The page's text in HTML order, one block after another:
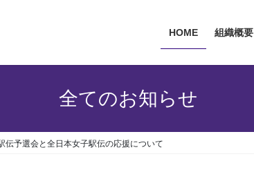
HOME 組織概要
全てのお知らせ
伝予選会と全日本女子駅伝の応援について